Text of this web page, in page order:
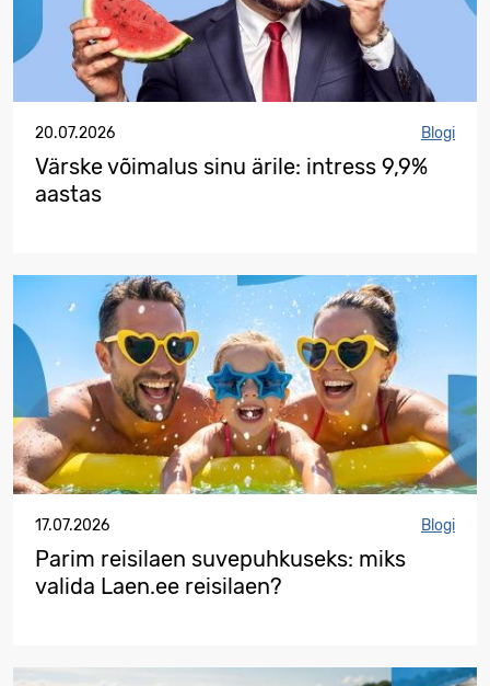
20.07.2026 Blogi
Värske võimalus sinu ärile: intress 9,9%
aastas
17.07.2026 Blogi
Parim reisilaen suvepuhkuseks: miks
valida Laen.ee reisilaen?